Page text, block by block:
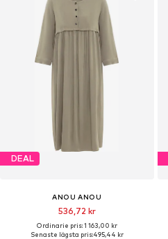
DEAL
ANOU ANOU
536,72 kr
Ordinarie pris: 1 163,00 kr
Senaste lägsta pris:495,44 kr